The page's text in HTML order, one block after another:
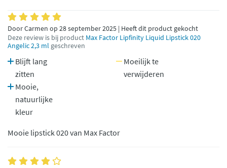
Door Carmen op 28 september 2025 | Heeft dit product gekocht
Deze review is bij product Max Factor Lipfinity Liquid Lipstick 020
Angelic 2,3 ml geschreven
Blijft lang
zitten
Mooie,
natuurlijke
kleur
Moeilijk te
verwijderen
Mooie lipstick 020 van Max Factor